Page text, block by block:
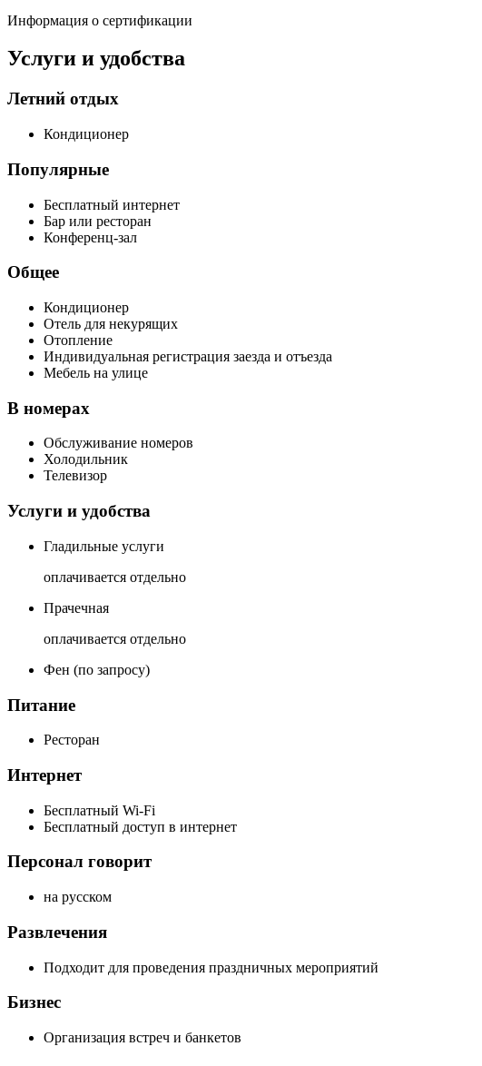
Информация о сертификации
Услуги и удобства
Летний отдых
Кондиционер
Популярные
Бесплатный интернет
Бар или ресторан
Конференц-зал
Общее
Кондиционер
Отель для некурящих
Отопление
Индивидуальная регистрация заезда и отъезда
Мебель на улице
В номерах
Обслуживание номеров
Холодильник
Телевизор
Услуги и удобства
Гладильные услуги
оплачивается отдельно
Прачечная
оплачивается отдельно
Фен (по запросу)
Питание
Ресторан
Интернет
Бесплатный Wi-Fi
Бесплатный доступ в интернет
Персонал говорит
на русском
Развлечения
Подходит для проведения праздничных мероприятий
Бизнес
Организация встреч и банкетов